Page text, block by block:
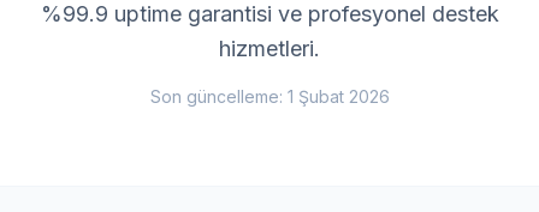
%99.9 uptime garantisi ve profesyonel destek
hizmetleri.
Son güncelleme: 1 Şubat 2026